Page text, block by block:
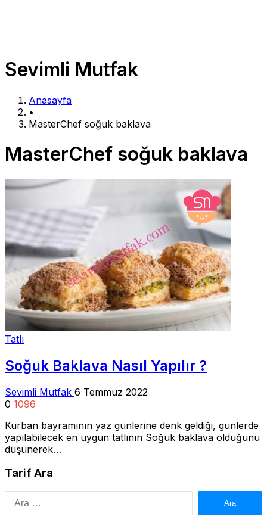
Sevimli Mutfak
Anasayfa
•
MasterChef soğuk baklava
MasterChef soğuk baklava
Tatlı
Soğuk Baklava Nasıl Yapılır ?
Sevimli Mutfak 6 Temmuz 2022
0 1096
Kurban bayramının yaz günlerine denk geldiği, günlerde
yapılabilecek en uygun tatlının Soğuk baklava olduğunu
düşünerek…
Tarif Ara